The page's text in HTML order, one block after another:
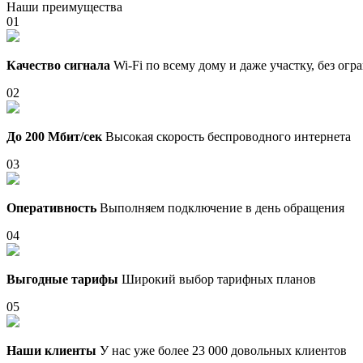
Наши преимущества
01
Качество сигнала Wi-Fi по всему дому и даже участку, без
02
До 200 Мбит/сек Высокая скорость беспроводного интернета
03
Оперативность Выполняем подключение в день обращения
04
Выгодные тарифы Широкий выбор тарифных планов
05
Наши клиенты У нас уже более 23 000 довольных клиентов